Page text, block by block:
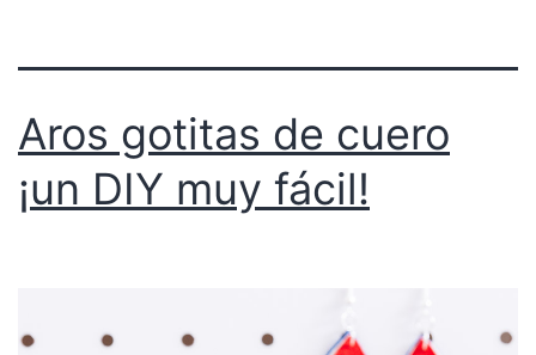
Aros gotitas de cuero
¡un DIY muy fácil!